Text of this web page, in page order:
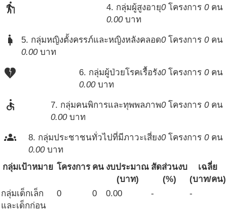
elderly 4. กลุ่มผู้สูงอายุ0โครงการ 0คน
0.00บาท
pregnant_woman 5. กลุ่มหญิงตั้งครรภ์และหญิงหลังคลอด0โครงการ 0คน
0.00บาท
heart_broken 6. กลุ่มผู้ป่วยโรคเรื้อรัง0โครงการ 0คน
0.00บาท
accessible 7. กลุ่มคนพิการและทุพพลภาพ0โครงการ 0คน
0.00บาท
groups 8. กลุ่มประชาชนทั่วไปที่มีภาวะเสี่ยง0โครงการ 0คน
0.00บาท
กลุ่มเป้าหมาย โครงการ คน งบประมาณ
(บาท)
สัดส่วนงบ
(%)
เฉลี่ย
(บาท/คน)
กลุ่มเด็กเล็ก
และเด็กก่อน
0 0 0.00 - -